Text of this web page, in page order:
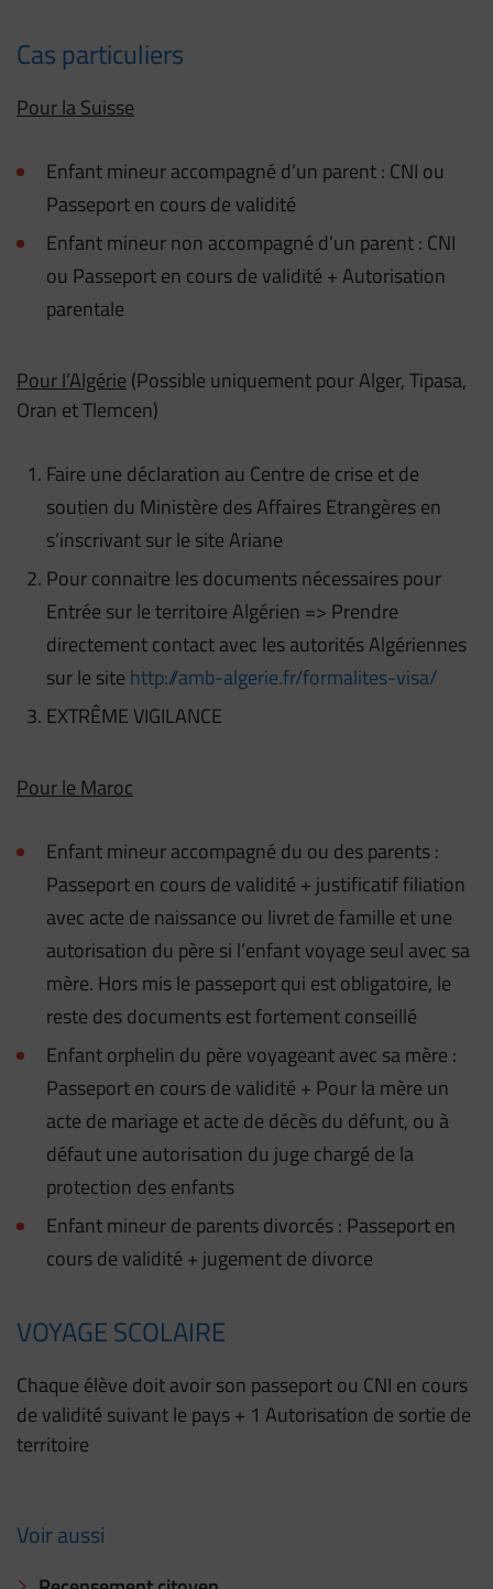
Cas particuliers
Pour la Suisse
Enfant mineur accompagné d’un parent : CNI ou
Passeport en cours de validité
Enfant mineur non accompagné d’un parent : CNI
ou Passeport en cours de validité + Autorisation
parentale
Pour l’Algérie (Possible uniquement pour Alger, Tipasa,
Oran et Tlemcen)
Faire une déclaration au Centre de crise et de
soutien du Ministère des Affaires Etrangères en
s’inscrivant sur le site Ariane
Pour connaitre les documents nécessaires pour
Entrée sur le territoire Algérien => Prendre
directement contact avec les autorités Algériennes
sur le site http://amb-algerie.fr/formalites-visa/
EXTRÊME VIGILANCE
Pour le Maroc
Enfant mineur accompagné du ou des parents :
Passeport en cours de validité + justificatif filiation
avec acte de naissance ou livret de famille et une
autorisation du père si l’enfant voyage seul avec sa
mère. Hors mis le passeport qui est obligatoire, le
reste des documents est fortement conseillé
Enfant orphelin du père voyageant avec sa mère :
Passeport en cours de validité + Pour la mère un
acte de mariage et acte de décès du défunt, ou à
défaut une autorisation du juge chargé de la
protection des enfants
Enfant mineur de parents divorcés : Passeport en
cours de validité + jugement de divorce
VOYAGE SCOLAIRE
Chaque élève doit avoir son passeport ou CNI en cours
de validité suivant le pays + 1 Autorisation de sortie de
territoire
Voir aussi